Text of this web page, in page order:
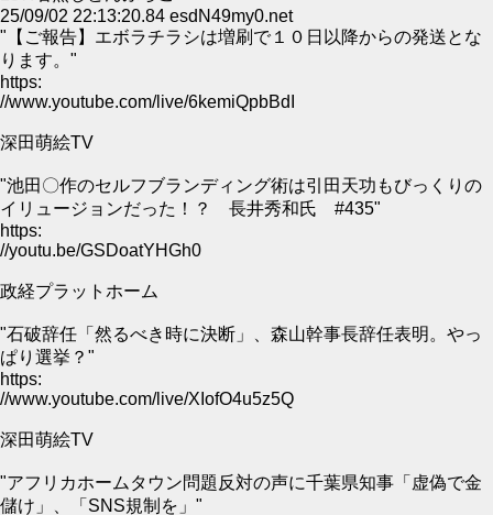
25/09/02 22:13:20.84 esdN49my0.net
"【ご報告】エボラチラシは増刷で１０日以降からの発送とな
ります。"
https:
//www.youtube.com/live/6kemiQpbBdI
深田萌絵TV
"池田〇作のセルフブランディング術は引田天功もびっくりの
イリュージョンだった！？ 長井秀和氏 #435"
https:
//youtu.be/GSDoatYHGh0
政経プラットホーム
"石破辞任「然るべき時に決断」、森山幹事長辞任表明。やっ
ぱり選挙？"
https:
//www.youtube.com/live/XIofO4u5z5Q
深田萌絵TV
"アフリカホームタウン問題反対の声に千葉県知事「虚偽で金
儲け」、「SNS規制を」"